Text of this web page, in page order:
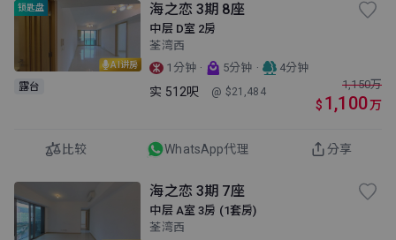
AI讲房
锁匙盘
露台
海之恋 3期 8座
中层 D室 2房
荃湾西
1分钟 · 5分钟 · 4分钟
实 512呎 @ $21,484
1,150万
$ 1,100万
比较 WhatsApp代理 分享
海之恋 3期 7座
中层 A室 3房 (1套房)
荃湾西